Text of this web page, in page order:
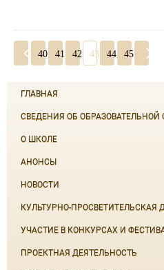
40 41 42 43 44 45
ГЛАВНАЯ
СВЕДЕНИЯ ОБ ОБРАЗОВАТЕЛЬНОЙ
О ШКОЛЕ
АНОНСЫ
НОВОСТИ
КУЛЬТУРНО-ПРОСВЕТИТЕЛЬСКАЯ
УЧАСТИЕ В КОНКУРСАХ И
ПРОЕКТНАЯ ДЕЯТЕЛЬНОСТЬ